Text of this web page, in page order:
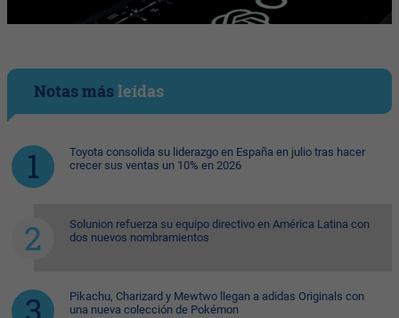
Notas másleídas
Toyota consolida su liderazgo en España en julio tras hacer
crecer sus ventas un 10% en 2026
Solunion refuerza su equipo directivo en América Latina con
dos nuevos nombramientos
Pikachu, Charizard y Mewtwo llegan a adidas Originals con
una nueva colección de Pokémon